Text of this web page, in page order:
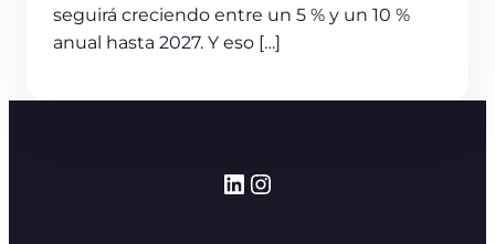
seguirá creciendo entre un 5 % y un 10 %
anual hasta 2027. Y eso […]
LinkedIn
Instagram